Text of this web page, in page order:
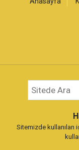
Sitemizde kullanılan